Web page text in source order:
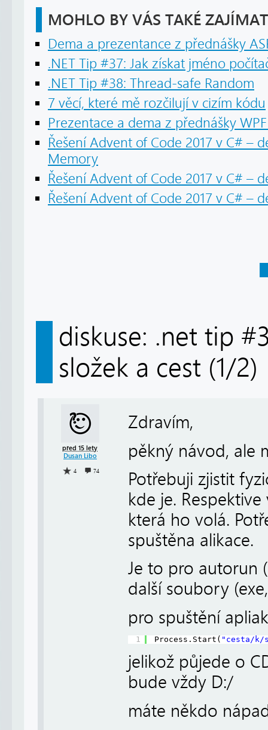
MOHLO BY VÁS TAKÉ ZAJÍMAT
Dema a prezentance z přednášky
.NET Tip #37: Jak získat jméno
.NET Tip #38: Thread-safe Random
7 věcí, které mě rozčilují v cizím kódu
Prezentace a dema z přednášky
Řešení Advent of Code 2017 v C# –
Memory
Řešení Advent of Code 2017 v C# –
Řešení Advent of Code 2017 v C# –
diskuse: .net tip
složek a cest (1/2)
před 15 lety
Dusan Libo
4 74
Zdravím,
pěkný návod, ale
Potřebuji zjistit
kde je.
která ho volá.
spuštěna alikace.
Je to pro autorun
další soubory
pro spuštění
1 Process.Start( "cesta/k/
jelikož půjede o
bude vždy D:/
máte někdo